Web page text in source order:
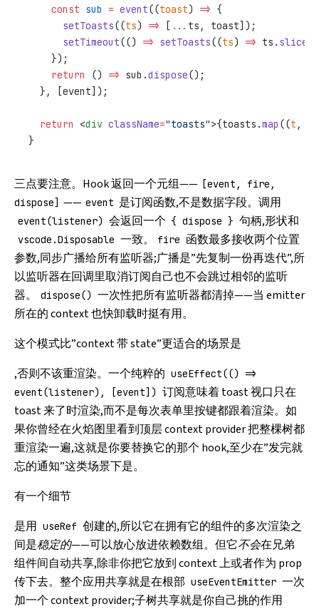
    const
sub = event((toast) => {
      setToasts
((ts) => [ ... ts, toast]);
      setTimeout
(() => setToasts((ts) => ts. slice
    });
    return
() => sub.dispose();
  }, [event]);
  return
<div className="toasts">{toasts.map ((t ,
}
三点要注意。Hook 返回一个元组—— [event, fire,
dispose] —— event 是订阅函数,不是数据字段。调用
event(listener) 会返回一个 { dispose } 句柄,形状和
vscode.Disposable 一致。 fire 函数最多接收两个位置
参数,同步广播给所有监听器;广播是”先复制一份再迭代”,所
以监听器在回调里取消订阅自己也不会跳过相邻的监听
器。
dispose() 一次性把所有监听器都清掉——当 emitter
所在的 context 也快卸载时挺有用。
这个模式比”context 带 state”更适合的场景是
,否则不该重渲染。一个纯粹的 useEffect(() =>
event(listener), [event]) 订阅意味着 toast 视口只在
toast 来了时渲染,而不是每次表单里按键都跟着渲染。如
果你曾经在火焰图里看到顶层 context provider 把整棵树都
重渲染一遍,这就是你要替换它的那个 hook,至少在”发完就
忘的通知”这类场景下是。
有一个细节
是用 useRef 创建的,所以它在拥有它的组件的多次渲染之
间是稳定的——可以放心放进依赖数组。但它不会在兄弟
组件间自动共享,除非你把它放到 context 上或者作为 prop
传下去。整个应用共享就是在根部 useEventEmitter 一次
加一个 context provider;子树共享就是你自己挑的作用